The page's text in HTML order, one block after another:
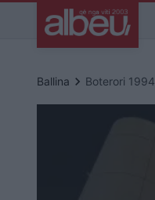
Ballina keyboard_arrow_right Boterori 1994